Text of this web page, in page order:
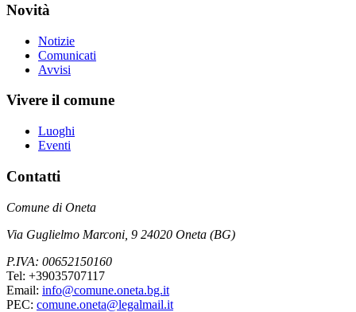
Novità
Notizie
Comunicati
Avvisi
Vivere il comune
Luoghi
Eventi
Contatti
Comune di Oneta
Via Guglielmo Marconi, 9 24020 Oneta (BG)
P.IVA: 00652150160
Tel: +39035707117
Email: info@comune.oneta.bg.it
PEC: comune.oneta@legalmail.it